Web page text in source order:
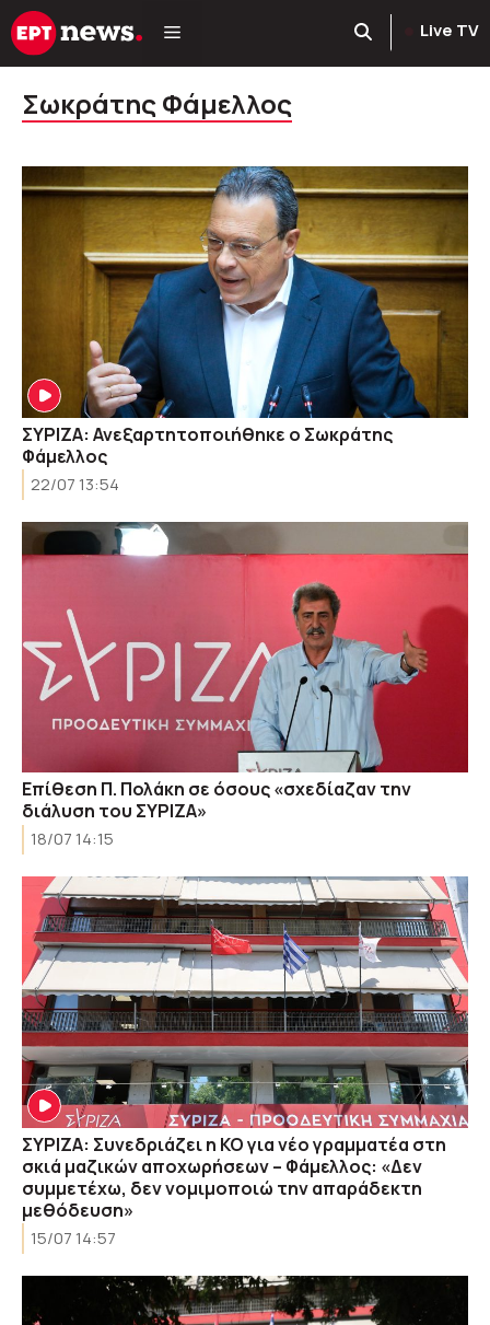
Μετάβαση
σε
Live TV
Σωκράτης Φάμελλος
ΣΥΡΙΖΑ: Ανεξαρτητοποιήθηκε ο Σωκράτης
Φάμελλος
22/07 13:54
Επίθεση Π. Πολάκη σε όσους «σχεδίαζαν την
διάλυση του ΣΥΡΙΖΑ»
18/07 14:15
ΣΥΡΙΖΑ: Συνεδριάζει η ΚΟ για νέο γραμματέα στη
σκιά μαζικών αποχωρήσεων – Φάμελλος: «Δεν
συμμετέχω, δεν νομιμοποιώ την απαράδεκτη
μεθόδευση»
15/07 14:57